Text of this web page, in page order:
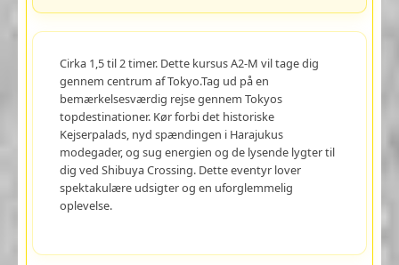
Cirka 1,5 til 2 timer. Dette kursus A2-M vil tage dig
gennem centrum af Tokyo.Tag ud på en
bemærkelsesværdig rejse gennem Tokyos
topdestinationer. Kør forbi det historiske
Kejserpalads, nyd spændingen i Harajukus
modegader, og sug energien og de lysende lygter til
dig ved Shibuya Crossing. Dette eventyr lover
spektakulære udsigter og en uforglemmelig
oplevelse.